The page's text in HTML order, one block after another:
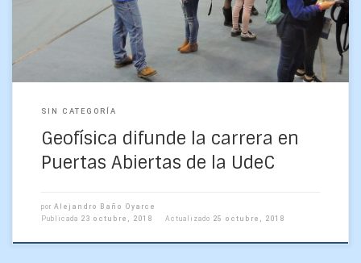
SIN CATEGORÍA
Geofísica difunde la carrera en
Puertas Abiertas de la UdeC
por Alejandro Baño Oyarce
Publicada 23 octubre, 2018 Actualizado 25 octubre, 2018